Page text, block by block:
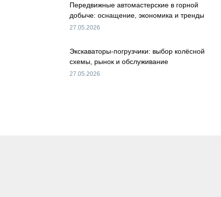
Передвижные автомастерские в горной
добыче: оснащение, экономика и тренды
27.05.2026
Экскаваторы-погрузчики: выбор колёсной
схемы, рынок и обслуживание
27.05.2026